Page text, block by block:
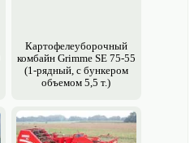
Картофеле­уборочный
комбайн Grimme SE 75-55
(1-рядный, с бункером
объемом 5,5 т.)